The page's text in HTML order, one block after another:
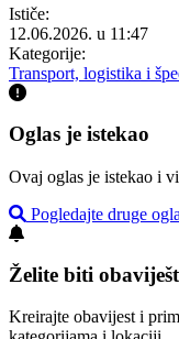
Ističe:
12.06.2026. u 11:47
Kategorije:
Transport, logistika i
Oglas je istekao
Ovaj oglas je istekao i
Pogledajte druge
Želite biti
Kreirajte obavijest i